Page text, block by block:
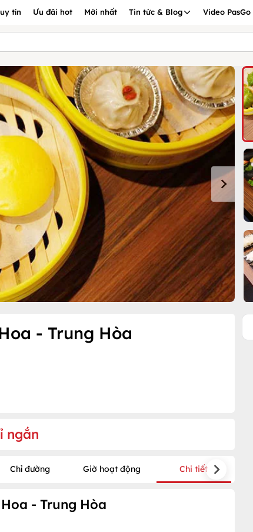
tín Ưu đãi hot Mới nhất Tin tức & Blog Video PasGo
- Trung Hòa
ngắn
Chỉ đường Giờ hoạt động Chi tiết
- Trung Hòa